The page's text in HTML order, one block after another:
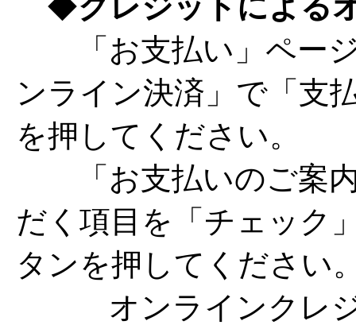
「お支払い」ページ
ンライン決済」で「支
を押してください。
「お支払いのご案内
だく項目を「チェック
タンを押してください
オンラインクレジ